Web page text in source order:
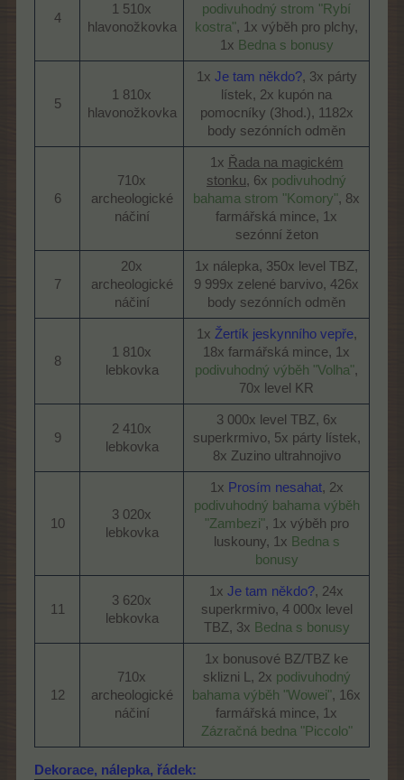
4​
1 510x
hlavonožkovka​
podivuhodný strom "Rybí
kostra", 1x výběh pro plchy,
1x Bedna s bonusy
5​
1 810x
hlavonožkovka​
1x Je tam někdo?, 3x párty
lístek, 2x kupón na
pomocníky (3hod.), 1182x
body sezónních odměn​
6​
710x
archeologické
náčiní​
1x Řada na magickém
stonku, 6x podivuhodný
bahama strom "Komory", 8x
farmářská mince, 1x
sezónní žeton​
7​
20x
archeologické
náčiní​
1x nálepka, 350x level TBZ,
9 999x zelené barvivo, 426x
body sezónních odměn​
8​
1 810x
lebkovka​
1x Žertík jeskynního vepře,
18x farmářská mince, 1x
podivuhodný výběh "Volha",
70x level KR​
9​
2 410x
lebkovka​
3 000x level TBZ, 6x
superkrmivo, 5x párty lístek,
8x Zuzino ultrahnojivo​
10​
3 020x
lebkovka​
1x Prosím nesahat, 2x
podivuhodný bahama výběh
"Zambezi", 1x výběh pro
luskouny, 1x Bedna s
bonusy
11​
3 620x
lebkovka​
1x Je tam někdo?, 24x
superkrmivo, 4 000x level
TBZ, 3x Bedna s bonusy
12​
710x
archeologické
náčiní​
1x bonusové BZ/TBZ ke
sklizni L, 2x podivuhodný
bahama výběh "Wowei", 16x
farmářská mince, 1x
Zázračná bedna "Piccolo"
Dekorace, nálepka, řádek: